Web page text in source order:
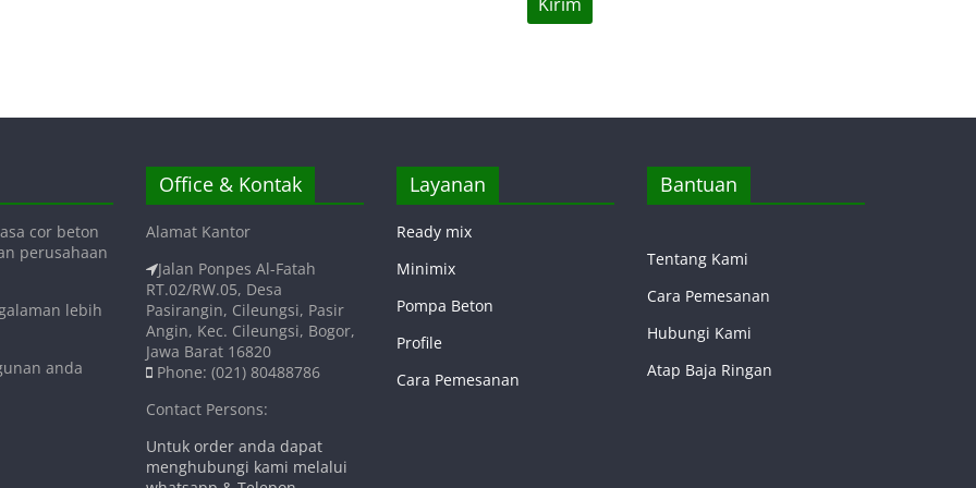
cor beton
perusahaan
lebih
anda
Office & Kontak
Alamat Kantor
Jalan Ponpes Al-Fatah
RT.02/RW.05, Desa
Pasirangin, Cileungsi, Pasir
Angin, Kec. Cileungsi, Bogor,
Jawa Barat 16820
Phone: (021) 80488786
Contact Persons:
Untuk order anda dapat
menghubungi kami melalui
Layanan
Ready mix
Minimix
Pompa Beton
Profile
Cara Pemesanan
Bantuan
Tentang Kami
Cara Pemesanan
Hubungi Kami
Atap Baja Ringan